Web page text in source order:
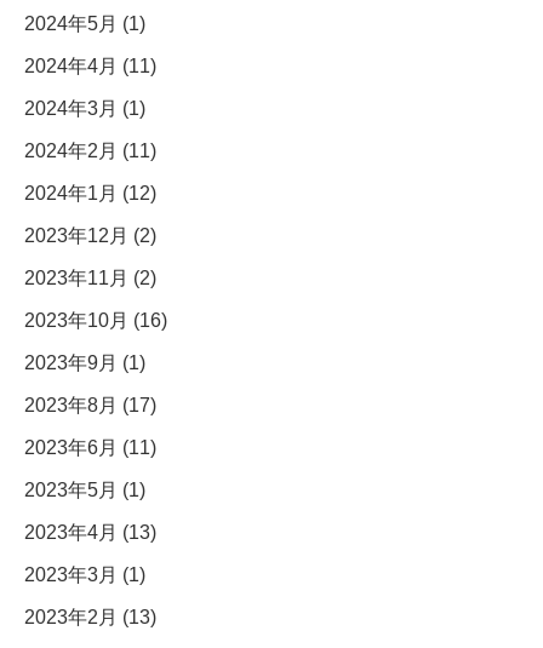
2024年5月 (1)
2024年4月 (11)
2024年3月 (1)
2024年2月 (11)
2024年1月 (12)
2023年12月 (2)
2023年11月 (2)
2023年10月 (16)
2023年9月 (1)
2023年8月 (17)
2023年6月 (11)
2023年5月 (1)
2023年4月 (13)
2023年3月 (1)
2023年2月 (13)